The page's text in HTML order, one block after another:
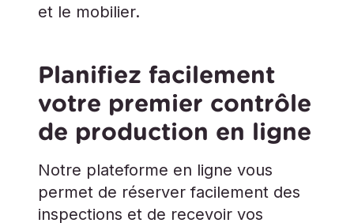
et le mobilier.
Planifiez facilement
votre premier contrôle
de production en ligne
Notre plateforme en ligne vous
permet de réserver facilement des
inspections et de recevoir vos